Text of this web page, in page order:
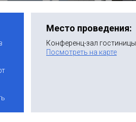
Место проведения:
Конференц-зал гостиницы
Посмотреть на карте